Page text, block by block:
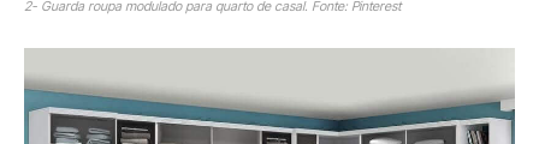
2- Guarda roupa modulado para quarto de casal. Fonte: Pinterest